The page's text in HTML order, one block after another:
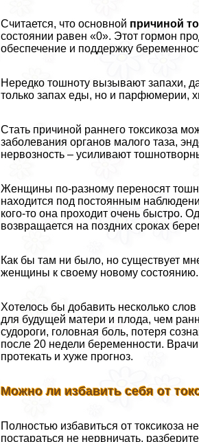
Считается, что основной причиной
состоянии равен «0». Этот гормон
обеспечение и поддержку
Нередко тошноту вызывают запахи,
только запах еды, но и парфюмерии,
Стать причиной раннего токсикоза
заболевания органов малого таза,
нервозность – усиливают
Женщины по-разному переносят
находится под постоянным
кого-то она проходит очень быстро.
возвращается на поздних сроках
Как бы там ни было, но существует
женщины к своему новому состоянию.
Хотелось бы добавить несколько
для будущей матери и плода, чем
судороги, головная боль, потеря
после 20 недели беременности.
протекать и хуже прогноз.
Можно ли избавить себя от
Полностью избавиться от токсикоза
постараться не нервничать,